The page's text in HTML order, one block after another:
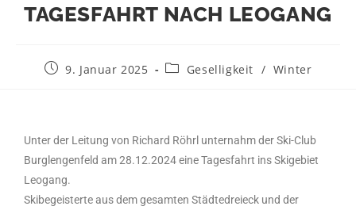
TAGESFAHRT NACH LEOGANG
9. Januar 2025 Geselligkeit / Winter
Unter der Leitung von Richard Röhrl unternahm der Ski-Club
Burglengenfeld am 28.12.2024 eine Tagesfahrt ins Skigebiet
Leogang.
Skibegeisterte aus dem gesamten Städtedreieck und der